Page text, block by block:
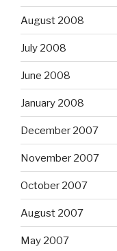
August 2008
July 2008
June 2008
January 2008
December 2007
November 2007
October 2007
August 2007
May 2007